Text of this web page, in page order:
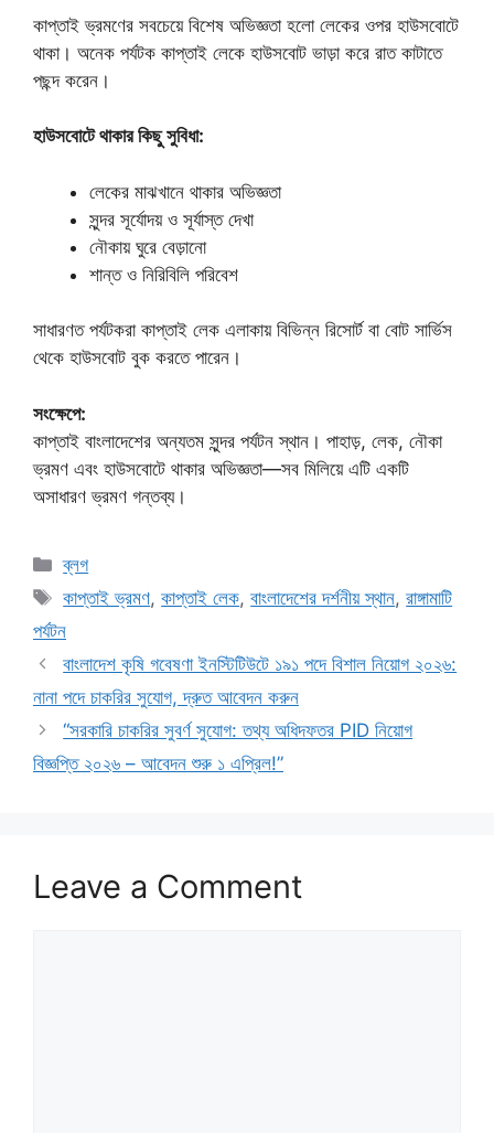
কাপ্তাই ভ্রমণের সবচেয়ে বিশেষ অভিজ্ঞতা হলো লেকের ওপর হাউসবোটে
থাকা। অনেক পর্যটক কাপ্তাই লেকে হাউসবোট ভাড়া করে রাত কাটাতে
পছন্দ করেন।
হাউসবোটে থাকার কিছু সুবিধা:
লেকের মাঝখানে থাকার অভিজ্ঞতা
সুন্দর সূর্যোদয় ও সূর্যাস্ত দেখা
নৌকায় ঘুরে বেড়ানো
শান্ত ও নিরিবিলি পরিবেশ
সাধারণত পর্যটকরা কাপ্তাই লেক এলাকায় বিভিন্ন রিসোর্ট বা বোট সার্ভিস
থেকে হাউসবোট বুক করতে পারেন।
সংক্ষেপে:
কাপ্তাই বাংলাদেশের অন্যতম সুন্দর পর্যটন স্থান। পাহাড়, লেক, নৌকা
ভ্রমণ এবং হাউসবোটে থাকার অভিজ্ঞতা—সব মিলিয়ে এটি একটি
অসাধারণ ভ্রমণ গন্তব্য।
Categories
ব্লগ
Tags
কাপ্তাই ভ্রমণ,কাপ্তাই লেক,বাংলাদেশের দর্শনীয় স্থান,রাঙ্গামাটি
পর্যটন
বাংলাদেশ কৃষি গবেষণা ইনস্টিটিউটে ১৯১ পদে বিশাল নিয়োগ ২০২৬:
নানা পদে চাকরির সুযোগ, দ্রুত আবেদন করুন
“সরকারি চাকরির সুবর্ণ সুযোগ: তথ্য অধিদফতর PID নিয়োগ
বিজ্ঞপ্তি ২০২৬ – আবেদন শুরু ১ এপ্রিল!”
Leave a Comment